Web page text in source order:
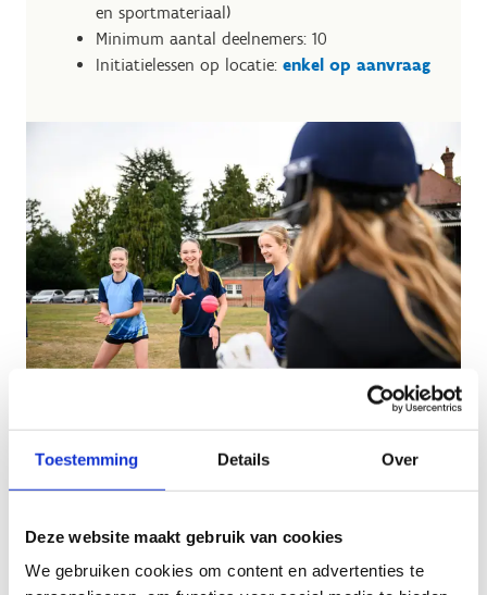
Toestemming Details Over
Deze website maakt gebruik van cookies
We gebruiken cookies om content en advertenties te
en sportmateriaal)
Minimum aantal deelnemers: 10
Initiatielessen op locatie: enkel op aanvraag
Boek een
Cricket